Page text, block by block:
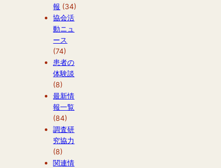
報 (34)
協会活
動ニュ
ース
(74)
患者の
体験談
(8)
最新情
報一覧
(84)
調査研
究協力
(8)
関連情